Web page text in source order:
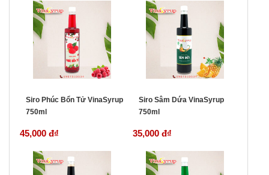
Siro Phúc Bổn Tử VinaSyrup
750ml
45,000 đ₫
Siro Sâm Dứa VinaSyrup
750ml
35,000 đ₫